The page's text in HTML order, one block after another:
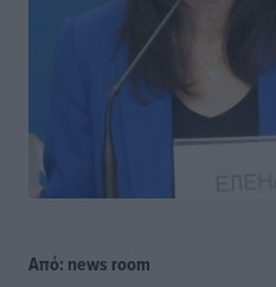
Από: news room